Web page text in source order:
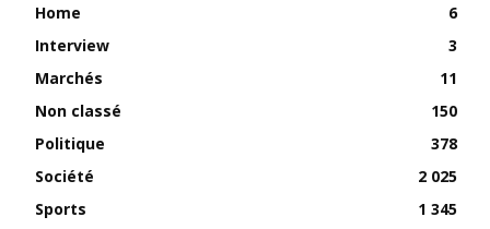
Home
6
Interview
3
Marchés
11
Non classé
150
Politique
378
Société
2 025
Sports
1 345